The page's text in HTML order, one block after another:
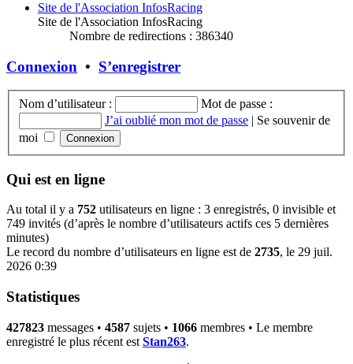
Site de l'Association InfosRacing
Site de l'Association InfosRacing
Nombre de redirections : 386340
Connexion • S’enregistrer
Nom d’utilisateur :
Mot de passe :
J’ai oublié mon mot de passe | Se souvenir de
moi
Qui est en ligne
Au total il y a 752 utilisateurs en ligne : 3 enregistrés, 0 invisible et
749 invités (d’après le nombre d’utilisateurs actifs ces 5 dernières
minutes)
Le record du nombre d’utilisateurs en ligne est de 2735, le 29 juil.
2026 0:39
Statistiques
427823 messages • 4587 sujets • 1066 membres • Le membre
enregistré le plus récent est Stan263.